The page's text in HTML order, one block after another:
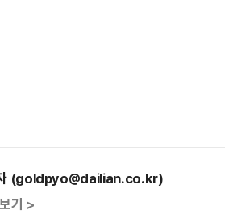
(goldpyo@dailian.co.kr)
기 >